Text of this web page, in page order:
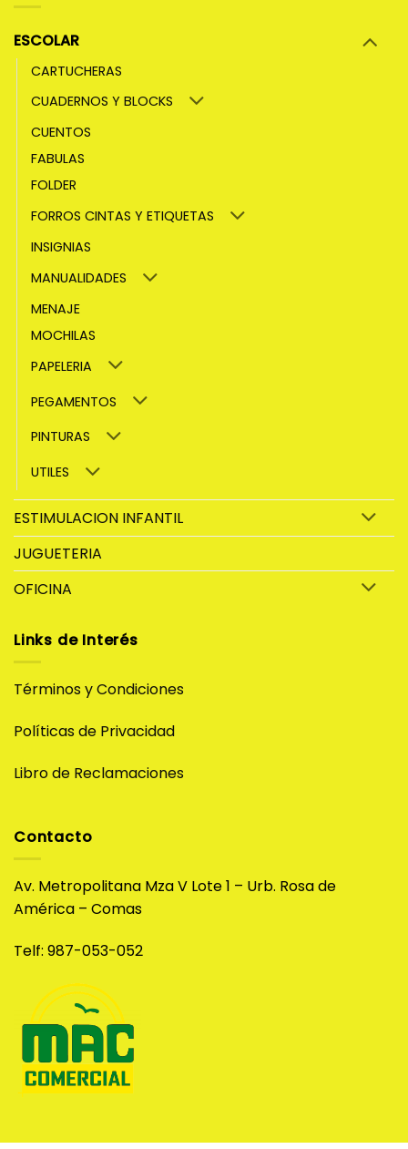
ESCOLAR
CARTUCHERAS
CUADERNOS Y BLOCKS
CUENTOS
FABULAS
FOLDER
FORROS CINTAS Y ETIQUETAS
INSIGNIAS
MANUALIDADES
MENAJE
MOCHILAS
PAPELERIA
PEGAMENTOS
PINTURAS
UTILES
ESTIMULACION INFANTIL
JUGUETERIA
OFICINA
Links de Interés
Términos y Condiciones
Políticas de Privacidad
Libro de Reclamaciones
Contacto
Av. Metropolitana Mza V Lote 1 – Urb. Rosa de
América – Comas
Telf: 987-053-052